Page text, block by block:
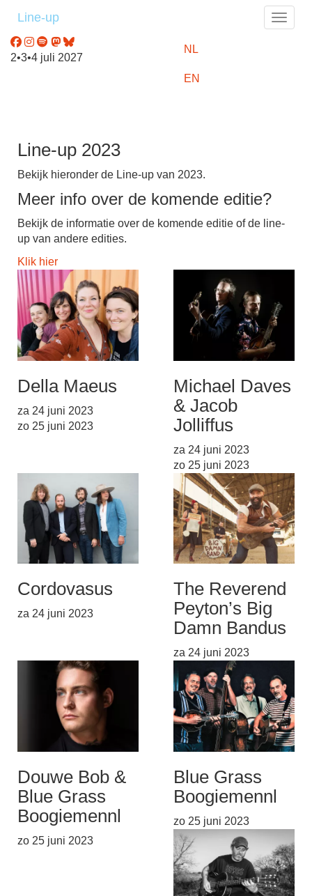
Line-up
2•3•4 juli 2027
NL
EN
Line-up 2023
Bekijk hieronder de Line-up van 2023.
Meer info over de komende editie?
Bekijk de informatie over de komende editie of de line-
up van andere edities.
Klik hier
Della Maeus
za 24 juni 2023
zo 25 juni 2023
Michael Daves
& Jacob
Jolliffus
za 24 juni 2023
zo 25 juni 2023
Cordovasus
za 24 juni 2023
The Reverend
Peyton’s Big
Damn Bandus
za 24 juni 2023
Douwe Bob &
Blue Grass
Boogiemennl
zo 25 juni 2023
Blue Grass
Boogiemennl
zo 25 juni 2023